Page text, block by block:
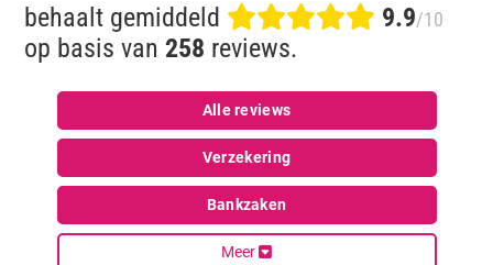
behaalt gemiddeld 9.9/10
op basis van 258 reviews.
Alle reviews
Verzekering
Bankzaken
Meer